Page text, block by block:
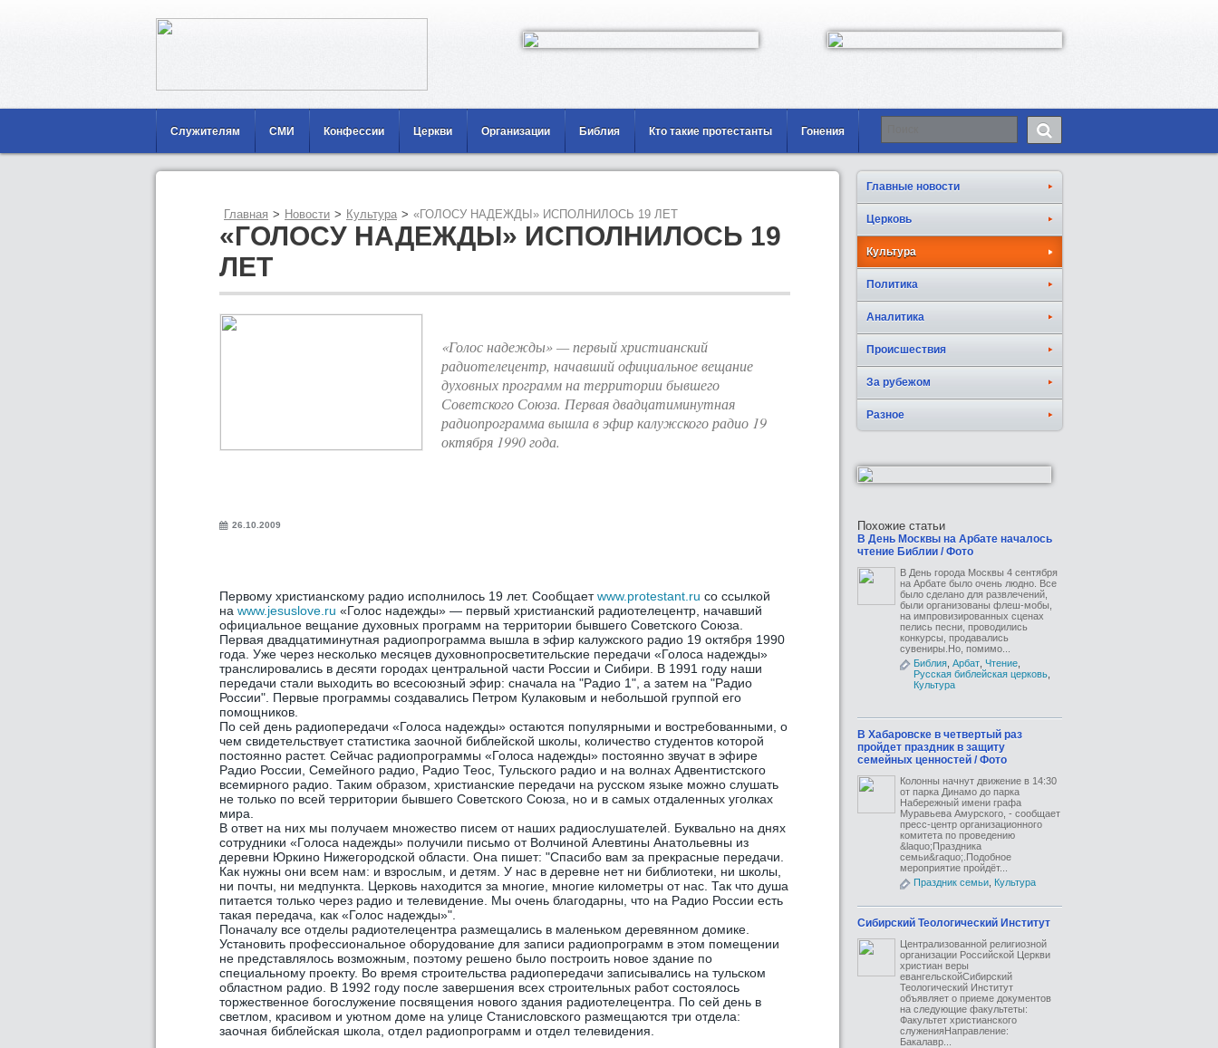
Служителям СМИ Конфессии Церкви Организации Библия Кто такие протестанты Гонения
Главная > Новости > Культура > «ГОЛОСУ НАДЕЖДЫ» ИСПОЛНИЛОСЬ 19 ЛЕТ
«ГОЛОСУ НАДЕЖДЫ» ИСПОЛНИЛОСЬ 19
ЛЕТ
«Голос надежды» — первый христианский
радиотелецентр, начавший официальное вещание
духовных программ на территории бывшего
Советского Союза. Первая двадцатиминутная
радиопрограмма вышла в эфир калужского радио 19
октября 1990 года.
26.10.2009
Первому христианскому радио исполнилось 19 лет. Сообщаетwww.protestant.ru со ссылкой
на www.jesuslove.ru «Голос надежды» — первый христианский радиотелецентр, начавший
официальное вещание духовных программ на территории бывшего Советского Союза.
Первая двадцатиминутная радиопрограмма вышла в эфир калужского радио 19 октября 1990
года. Уже через несколько месяцев духовнопросветительские передачи «Голоса надежды»
транслировались в десяти городах центральной части России и Сибири. В 1991 году наши
передачи стали выходить во всесоюзный эфир: сначала на "Радио 1", а затем на "Радио
России". Первые программы создавались Петром Кулаковым и небольшой группой его
помощников.
По сей день радиопередачи «Голоса надежды» остаются популярными и востребованными, о
чем свидетельствует статистика заочной библейской школы, количество студентов которой
постоянно растет. Сейчас радиопрограммы «Голоса надежды» постоянно звучат в эфире
Радио России, Семейного радио, Радио Теос, Тульского радио и на волнах Адвентистского
всемирного радио. Таким образом, христианские передачи на русском языке можно слушать
не только по всей территории бывшего Советского Союза, но и в самых отдаленных уголках
мира.
В ответ на них мы получаем множество писем от наших радиослушателей. Буквально на днях
сотрудники «Голоса надежды» получили письмо от Волчиной Алевтины Анатольевны из
деревни Юркино Нижегородской области. Она пишет: "Спасибо вам за прекрасные передачи.
Как нужны они всем нам: и взрослым, и детям. У нас в деревне нет ни библиотеки, ни школы,
ни почты, ни медпункта. Церковь находится за многие, многие километры от нас. Так что душа
питается только через радио и телевидение. Мы очень благодарны, что на Радио России есть
такая передача, как «Голос надежды»".
Поначалу все отделы радиотелецентра размещались в маленьком деревянном домике.
Установить профессиональное оборудование для записи радиопрограмм в этом помещении
не представлялось возможным, поэтому решено было построить новое здание по
специальному проекту. Во время строительства радиопередачи записывались на тульском
областном радио. В 1992 году после завершения всех строительных работ состоялось
торжественное богослужение посвящения нового здания радиотелецентра. По сей день в
светлом, красивом и уютном доме на улице Станисловского размещаются три отдела:
заочная библейская школа, отдел радиопрограмм и отдел телевидения.
Главные новости
Церковь
Культура
Политика
Аналитика
Происшествия
За рубежом
Разное
Похожие статьи
В День Москвы на Арбате началось
чтение Библии / Фото
В День города Москвы 4 сентября
на Арбате было очень людно. Все
было сделано для развлечений,
были организованы флеш-мобы,
на импровизированных сценах
пелись песни, проводились
конкурсы, продавались
сувениры.Но, помимо...
Библия Арбат Чтение
Русская библейская церковь
Культура
В Хабаровске в четвертый раз
пройдет праздник в защиту
семейных ценностей / Фото
Колонны начнут движение в 14:30
от парка Динамо до парка
Набережный имени графа
Муравьева Амурского, - сообщает
пресс-центр организационного
комитета по проведению
&laquo;Праздника
семьи&raquo;.Подобное
мероприятие пройдёт...
Праздник семьи Культура
Сибирский Теологический Институт
Централизованной религиозной
организации Российской Церкви
христиан веры
евангельскойСибирский
Теологический Институт
объявляет о приеме документов
на следующие факультеты:
Факультет христианского
служенияНаправление:
Бакалавр...